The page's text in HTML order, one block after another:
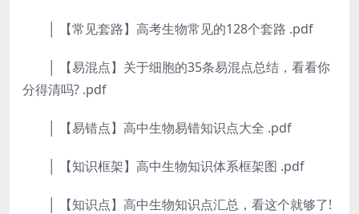
│ 【常见套路】高考生物常见的128个套路 .pdf
│ 【易混点】关于细胞的35条易混点总结，看看你
分得清吗? .pdf
│ 【易错点】高中生物易错知识点大全 .pdf
│ 【知识框架】高中生物知识体系框架图 .pdf
│ 【知识点】高中生物知识点汇总，看这个就够了!